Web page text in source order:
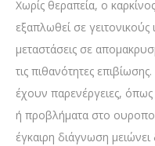
Χωρίς θεραπεία, ο
εξαπλωθεί σε
μεταστάσεις σε
τις πιθανότητες
έχουν παρενέργειες,
ή προβλήματα στο
έγκαιρη διάγνωση